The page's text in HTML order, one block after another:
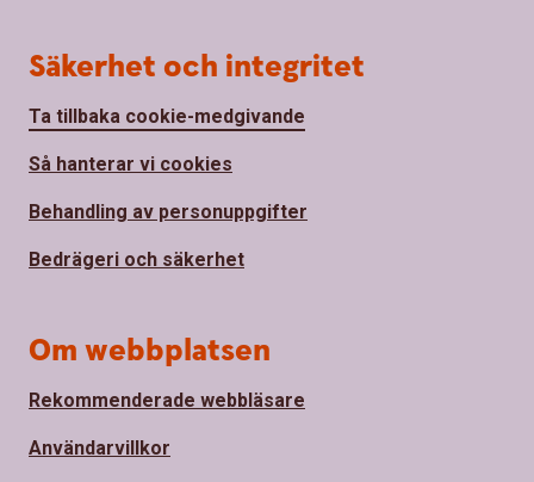
Säkerhet och integritet
Ta tillbaka cookie-medgivande
Så hanterar vi cookies
Behandling av personuppgifter
Bedrägeri och säkerhet
Om webbplatsen
Rekommenderade webbläsare
Användarvillkor